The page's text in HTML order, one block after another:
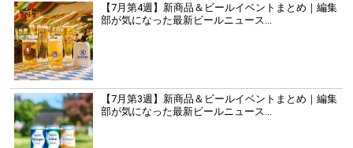
【7月第4週】新商品＆ビールイベントまとめ｜編集
部が気になった最新ビールニュース...
【7月第3週】新商品＆ビールイベントまとめ｜編集
部が気になった最新ビールニュース...